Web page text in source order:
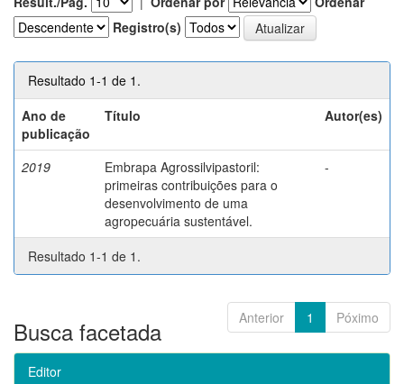
Registro(s)
Resultado 1-1 de 1.
Ano de
publicação
Título Autor(es)
2019
Embrapa Agrossilvipastoril:
primeiras contribuições para o
desenvolvimento de uma
agropecuária sustentável.
-
Resultado 1-1 de 1.
Anterior 1 Póximo
Busca facetada
Editor